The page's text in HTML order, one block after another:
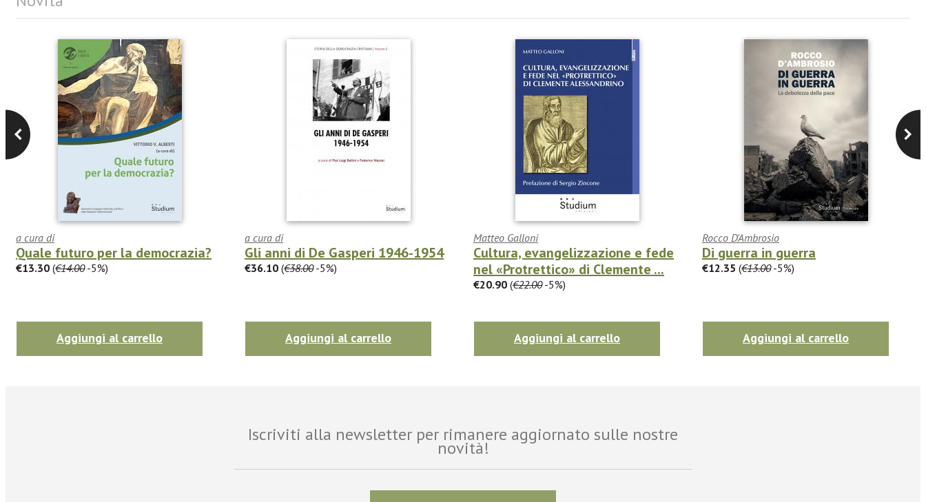
a cura di
Quale futuro per la democrazia?
€13.30 (€14.00-5%)
Aggiungi al carrello
a cura di
Gli anni di De Gasperi 1946-1954
€36.10 (€38.00-5%)
Aggiungi al carrello
Matteo Galloni
Cultura, evangelizzazione e fede
nel «Protrettico» di Clemente ...
€20.90 (€22.00-5%)
Aggiungi al carrello
Rocco D'Ambrosio
Di guerra in guerra
€12.35 (€13.00-5%)
Aggiungi al carrello
Iscriviti alla newsletter per rimanere aggiornato sulle nostre
novità!